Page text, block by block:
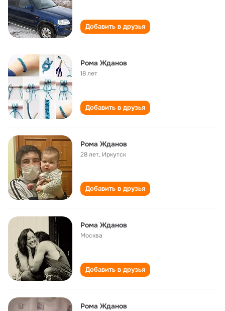
Добавить в друзья
Рома Жданов
18 лет
Добавить в друзья
Рома Жданов
28 лет, Иркутск
Добавить в друзья
Рома Жданов
Москва
Добавить в друзья
Рома Жданов